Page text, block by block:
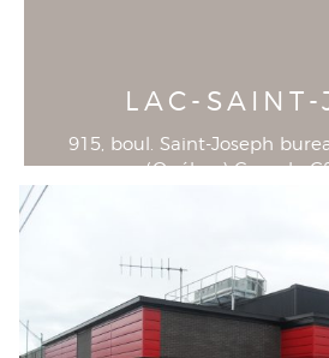
LAC-SAINT-
915, boul. Saint-Joseph
(Québec)Canada